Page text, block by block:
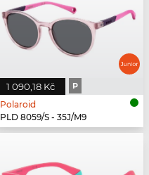
1 090,18 Kč P
Polaroid
PLD 8059/S - 35J/M9